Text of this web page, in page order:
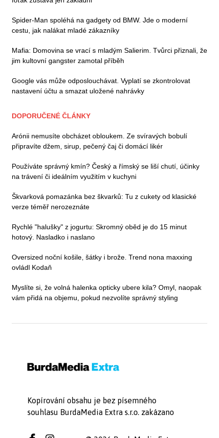
Spider-Man spoléhá na gadgety od BMW. Jde o moderní
cestu, jak nalákat mladé zákazníky
Mafia: Domovina se vrací s mladým Salierim. Tvůrci přiznali, že
jim kultovní gangster zamotal příběh
Google vás může odposlouchávat. Vyplatí se zkontrolovat
nastavení účtu a smazat uložené nahrávky
DOPORUČENÉ ČLÁNKY
Arónii nemusíte obcházet obloukem. Ze svíravých bobulí
připravíte džem, sirup, pečený čaj či domácí likér
Používáte správný kmín? Český a římský se liší chutí, účinky
na trávení či ideálním využitím v kuchyni
Škvarková pomazánka bez škvarků: Tu z cukety od klasické
verze téměř nerozeznáte
Rychlé "halušky" z jogurtu: Skromný oběd je do 15 minut
hotový. Nasladko i naslano
Oversized noční košile, šátky i brože. Trend nona maxxing
ovládl Kodaň
Myslíte si, že volná halenka opticky ubere kila? Omyl, naopak
vám přidá na objemu, pokud nezvolíte správný styling
Kopírování obsahu je bez písemného
souhlasu BurdaMedia Extra s.r.o. zakázano